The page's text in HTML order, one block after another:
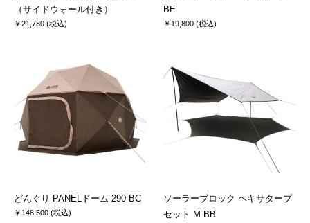
（サイドウォール付き）
￥21,780 (税込)
BE
￥19,800 (税込)
どんぐり PANELドーム 290-BC
￥148,500 (税込)
ソーラーブロック ヘキサタープ
セット M-BB